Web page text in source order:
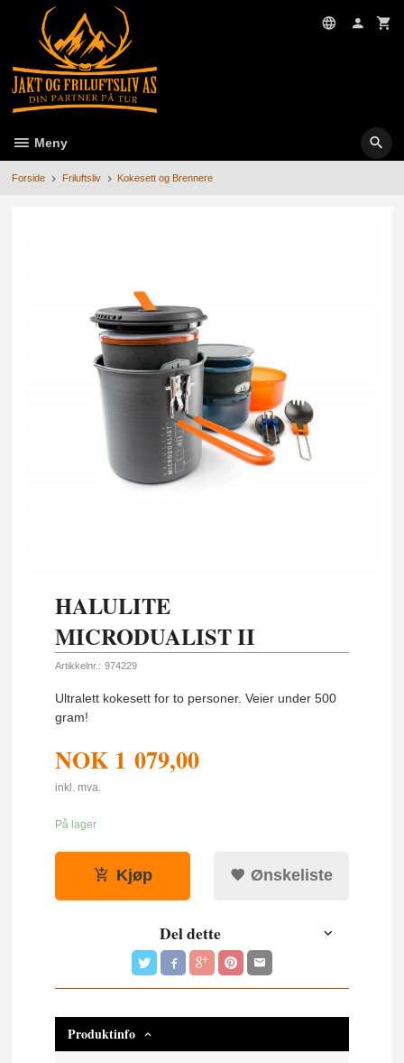
innholdet
Meny
Forside Friluftsliv Kokesett og Brennere
HALULITE
MICRODUALIST II
Artikkelnr.: 974229
Ultralett kokesett for to personer. Veier under 500
gram!
NOK 1 079,00
inkl. mva.
På lager
Kjøp Ønskeliste
Del dette
Produktinfo